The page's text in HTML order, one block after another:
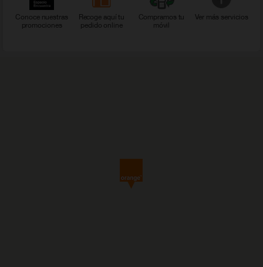
Conoce nuestras
promociones
Recoge aquí tu
pedido online
Compramos tu
móvil
Ver más servicios